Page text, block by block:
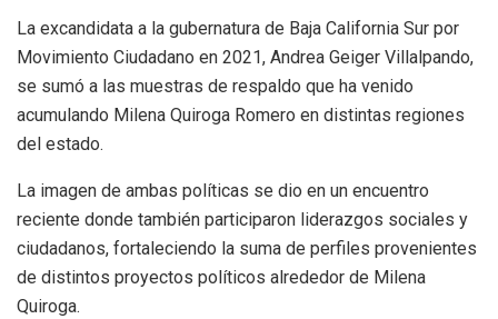
La excandidata a la gubernatura de Baja California Sur por
Movimiento Ciudadano en 2021, Andrea Geiger Villalpando,
se sumó a las muestras de respaldo que ha venido
acumulando Milena Quiroga Romero en distintas regiones
del estado.
La imagen de ambas políticas se dio en un encuentro
reciente donde también participaron liderazgos sociales y
ciudadanos, fortaleciendo la suma de perfiles provenientes
de distintos proyectos políticos alrededor de Milena
Quiroga.